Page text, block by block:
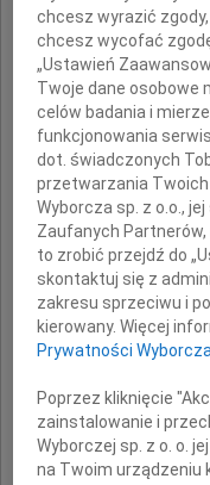
Żegnam Andrzeja Wajdę
Rastawieccy
"Śmierć tych, którzy
przyjęliśmy wiadomość o
Składamy wyrazy
śmierci Andrzeja Wajdy
chcesz wyrazić
chcesz wycofać
„Ustawień
Twoje dane osobowe
celów badania i
funkcjonowania
dot. świadczonych
przetwarzania
Wyborcza sp. z o.o.,
Zaufanych
to zrobić przejdź do
skontaktuj się z
zakresu sprzeciwu i
kierowany. Więcej
Prywatności
Poprzez kliknięcie
zainstalowanie i
Wyborczej sp. z o. o.
na Twoim urządzeniu